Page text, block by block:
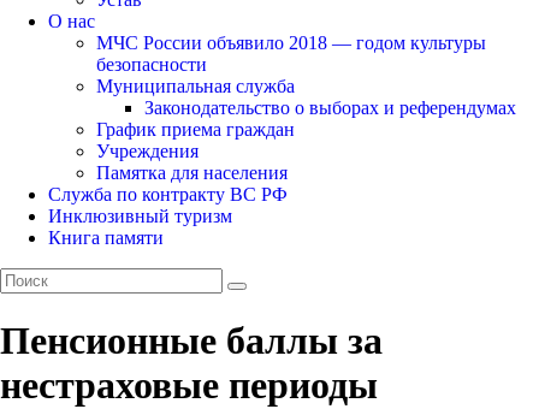
О нас
МЧС России объявило 2018 — годом культуры
безопасности
Муниципальная служба
Законодательство о выборах и референдумах
График приема граждан
Учреждения
Памятка для населения
Служба по контракту ВС РФ
Инклюзивный туризм
Книга памяти
Пенсионные баллы за
нестраховые периоды